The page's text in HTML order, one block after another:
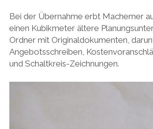
Bei der Übernahme erbt Machemer
einen Kubikmeter ältere
Ordner mit Originaldokumenten,
Angebotsschreiben,
und Schaltkreis-Zeichnungen.